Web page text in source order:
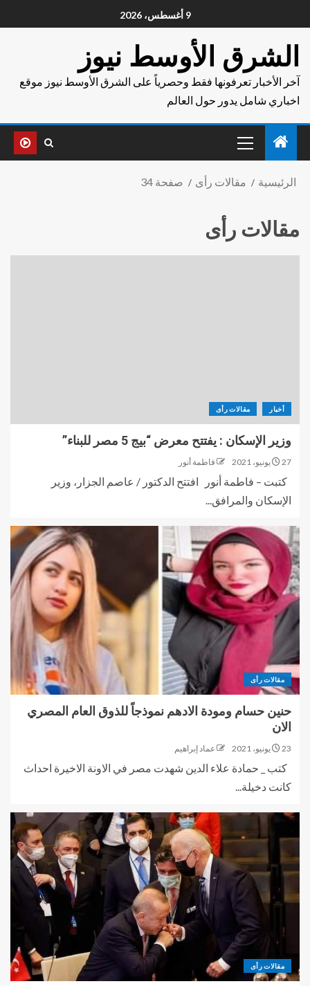
9 أغسطس، 2026
الشرق الأوسط نيوز
آخر الأخبار تعرفونها فقط وحصرياً على الشرق الأوسط نيوز موقع
اخباري شامل يدور حول العالم
الرئيسية مقالات رأى صفحة 34
مقالات رأى
أخبار مقالات رأى
وزير الإسكان : يفتتح معرض “بيج 5 مصر للبناء”
27 يونيو، 2021 فاطمة أنور
كتبت – فاطمة أنور افتتح الدكتور / عاصم الجزار، وزير
الإسكان والمرافق...
مقالات رأى
حنين حسام ومودة الادهم نموذجاً للذوق العام المصري
الان
23 يونيو، 2021 عماد إبراهيم
كتب _ حمادة علاء الدين شهدت مصر في الاونة الاخيرة احداث
كانت دخيلة...
مقالات رأى